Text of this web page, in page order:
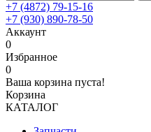
+7 (4872) 79-15-16
+7 (930) 890-78-50
Аккаунт
0
Избранное
0
Ваша корзина пуста!
Корзина
КАТАЛОГ